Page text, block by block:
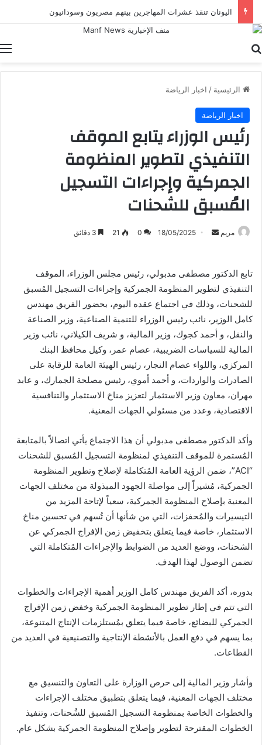
اليونان تنقذ عشرات المهاجرين بينهم مصريون وسودانيون
الرئيسية / اخبار الرياضة
اخبار الرياضة
رئيس الوزراء يتابع الموقف
التنفيذي لتطوير المنظومة
الجمركية وإجراءات التسجيل
المُسبق للشحنات
مريم
أرسل 18/05/2025
0
21
تابع الدكتور مصطفى مدبولي، رئيس مجلس الوزراء، الموقف
التنفيذي لتطوير المنظومة الجمركية وإجراءات التسجيل المُسبق
للشحنات، وذلك في اجتماع عقده اليوم، بحضور الفريق مهندس
كامل الوزير، نائب رئيس الوزراء للتنمية الصناعية، وزير الصناعة
والنقل، و أحمد كجوك، وزير المالية، و شريف الكيلاني، نائب وزير
المالية للسياسات الضريبية، عصام عمر، وكيل محافظ البنك
المركزي، واللواء عصام النجار، رئيس الهيئة العامة للرقابة على
الصادرات والواردات، و أحمد أموي، رئيس مصلحة الجمارك، و عابد
مهران، معاون وزير الاستثمار لتعزيز مناخ الاستثمار والتنافسية
الاقتصادية، وعدد من مسئولي الجهات المعنية.
وأكد الدكتور مصطفى مدبولي أن هذا الاجتماع يأتي اتصالاً بالمتابعة
المُستمرة للموقف التنفيذي لمنظومة التسجيل المُسبق للشحنات
“ACI”، ضمن الرؤية العامة المُتكاملة لإصلاح وتطوير المنظومة
الجمركية، مُشيراً إلى مواصلة الجهود المبذولة من مختلف الجهات
المعنية بإصلاح المنظومة الجمركية، سعياً لإتاحة المزيد من
التيسيرات والمُحفزات، التي من شأنها أن تُسهم في تحسين مناخ
الاستثمار، خاصة فيما يتعلق بتخفيض زمن الإفراج الجمركي عن
الشحنات، ووضع العديد من الضوابط والإجراءات المُتكاملة التي
تضمن الوصول لهذا الهدف.
بدوره، أكد الفريق مهندس كامل الوزير أهمية الإجراءات والخطوات
التي تتم في إطار تطوير المنظومة الجمركية وخفض زمن الإفراج
الجمركي للبضائع، خاصة فيما يتعلق بمُستلزمات الإنتاج المتنوعة،
بما يسهم في دفع العمل بالأنشطة الإنتاجية والتصنيعية في العديد من
القطاعات.
وأشار وزير المالية إلى حرص الوزارة على التعاون والتنسيق مع
مختلف الجهات المعنية، فيما يتعلق بتطبيق مختلف الإجراءات
والخطوات الخاصة بمنظومة التسجيل المُسبق للشُحنات، وتنفيذ
الخطوات المقترحة لتطوير وإصلاح المنظومة الجمركية بشكل عام.